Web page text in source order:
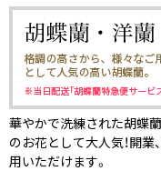
華やかで洗練された胡蝶
のお花として大人気！開業
用いただけます。